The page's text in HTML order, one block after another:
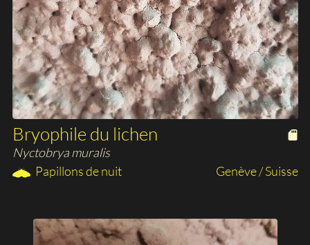
Bryophile du lichen
Nyctobrya muralis
Papillons de nuit
Genève / Suisse